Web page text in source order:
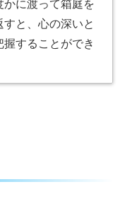
かに渡って箱庭を
と、心の深いと
することができ